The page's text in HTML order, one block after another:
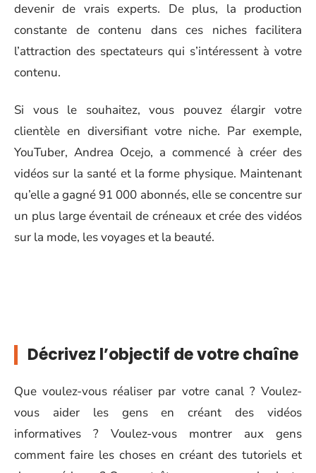
devenir de vrais experts. De plus, la production
constante de contenu dans ces niches facilitera
l’attraction des spectateurs qui s’intéressent à votre
contenu.
Si vous le souhaitez, vous pouvez élargir votre
clientèle en diversifiant votre niche. Par exemple,
YouTuber, Andrea Ocejo, a commencé à créer des
vidéos sur la santé et la forme physique. Maintenant
qu’elle a gagné 91 000 abonnés, elle se concentre sur
un plus large éventail de créneaux et crée des vidéos
sur la mode, les voyages et la beauté.
Décrivez l’objectif de votre chaîne
Que voulez-vous réaliser par votre canal ? Voulez-
vous aider les gens en créant des vidéos
informatives ? Voulez-vous montrer aux gens
comment faire les choses en créant des tutoriels et